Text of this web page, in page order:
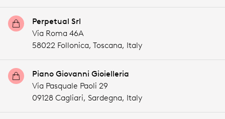
Perpetual Srl
Via Roma 46A
58022 Follonica, Toscana, Italy
Piano Giovanni Gioielleria
Via Pasquale Paoli 29
09128 Cagliari, Sardegna, Italy